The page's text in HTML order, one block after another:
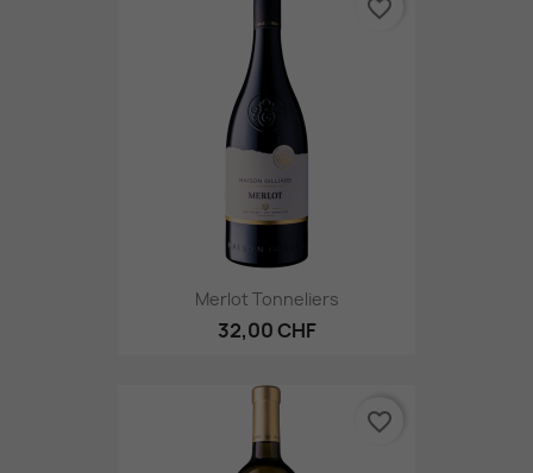
Merlot Tonneliers
32,00 CHF
favorite_border
favorite_border